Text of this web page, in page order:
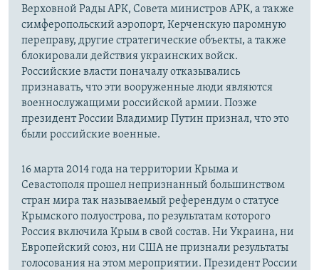
Верховной Рады АРК, Совета министров АРК, а также
симферопольский аэропорт, Керченскую паромную
переправу, другие стратегические объекты, а также
блокировали действия украинских войск.
Российские власти поначалу отказывались
признавать, что эти вооруженные люди являются
военнослужащими российской армии. Позже
президент России Владимир Путин признал, что это
были российские военные.
16 марта 2014 года на территории Крыма и
Севастополя прошел непризнанный большинством
стран мира так называемый референдум о статусе
Крымского полуострова, по результатам которого
Россия включила Крым в свой состав. Ни Украина, ни
Европейский союз, ни США не признали результаты
голосования на этом мероприятии. Президент России